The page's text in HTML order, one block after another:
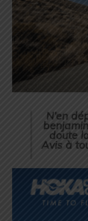
N’en
doute
Avis à